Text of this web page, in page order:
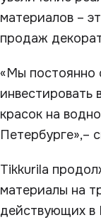
материалов –
продаж
«Мы постоянно
инвестировать
красок на
Петербурге»,–
Tikkurila
материалы на
действующих в